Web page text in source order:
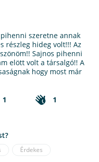
szeretne annak
részleg hideg volt!!! Az
Sajnos pihenni
elött volt a társalgó!! A
hogy most már
1
1
Érdekes